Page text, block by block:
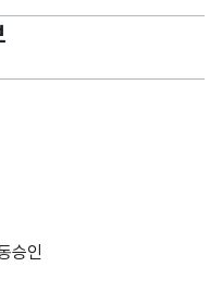
승인